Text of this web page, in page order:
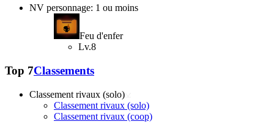
NV personnage: 1 ou moins
Feu d'enfer
Lv.8
Top 7Classements
Classement rivaux (solo)
Classement rivaux (solo)
Classement rivaux (coop)